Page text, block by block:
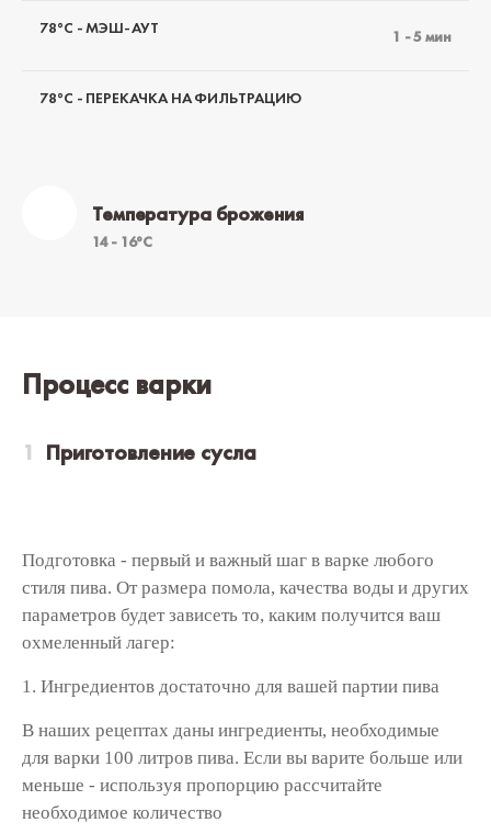
78°C - МЭШ-АУТ 1 - 5 мин
78°C - ПЕРЕКАЧКА НА ФИЛЬТРАЦИЮ
Температура брожения
14 - 16°C
Процесс варки
Приготовление сусла
Подготовка - первый и важный шаг в варке любого
стиля пива. От размера помола, качества воды и других
параметров будет зависеть то, каким получится ваш
охмеленный лагер:
1. Ингредиентов достаточно для вашей партии пива
В наших рецептах даны ингредиенты, необходимые
для варки 100 литров пива. Если вы варите больше или
меньше - используя пропорцию рассчитайте
необходимое количество